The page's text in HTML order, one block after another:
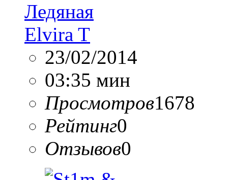
Ледяная
Elvira T
23/02/2014
03:35 мин
Просмотров1678
Рейтинг0
Отзывов0